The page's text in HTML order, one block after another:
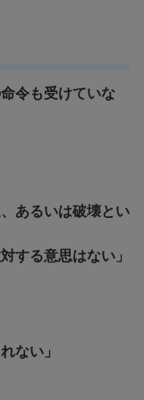
令も受けていな
あるいは破壊とい
する意思はない」
ない」